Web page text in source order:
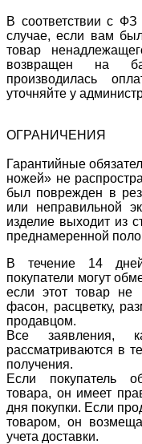
В соответствии с
случае, если вам
товар
возвращен на
производилась
уточняйте у
ОГРАНИЧЕНИЯ
Гарантийные
ножей» не
был поврежден в
или неправильной
изделие выходит из
преднамеренной
В течение 14
покупатели могут
если этот товар не
фасон, расцветку,
продавцом.
Все заявления,
рассматриваются в
получения.
Если покупатель
товара, он имеет
дня покупки. Если
товаром, он
учета доставки.